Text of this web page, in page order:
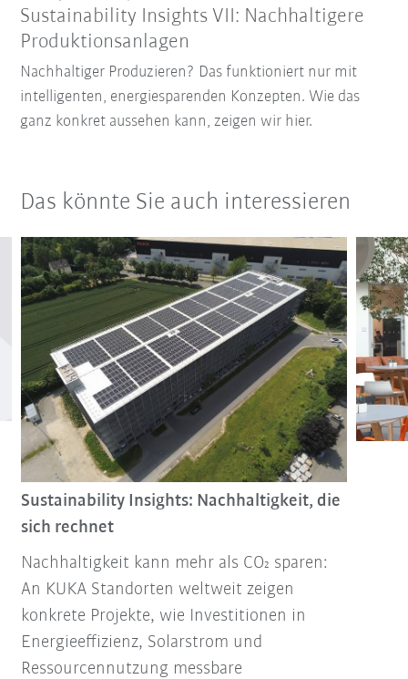
Sustainability Insights VII: Nachhaltigere
Produktionsanlagen
Nachhaltiger Produzieren? Das funktioniert nur mit
intelligenten, energiesparenden Konzepten. Wie das
ganz konkret aussehen kann, zeigen wir hier.
Das könnte Sie auch interessieren
Sustainability Insights: Nachhaltigkeit, die
sich rechnet
Nachhaltigkeit kann mehr als CO₂ sparen:
An KUKA Standorten weltweit zeigen
konkrete Projekte, wie Investitionen in
Energieeffizienz, Solarstrom und
Ressourcennutzung messbare